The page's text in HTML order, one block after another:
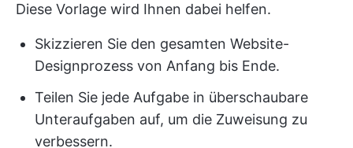
Diese Vorlage wird Ihnen dabei helfen.
Skizzieren Sie den gesamten Website-
Designprozess von Anfang bis Ende.
Teilen Sie jede Aufgabe in überschaubare
Unteraufgaben auf, um die Zuweisung zu
verbessern.